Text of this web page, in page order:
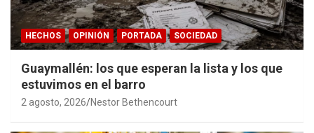
HECHOS OPINIÓN PORTADA SOCIEDAD
Guaymallén: los que esperan la lista y los que
estuvimos en el barro
2 agosto, 2026 Nestor Bethencourt